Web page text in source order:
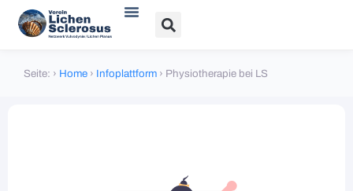
Seite: › Home › Infoplattform › Physiotherapie bei LS